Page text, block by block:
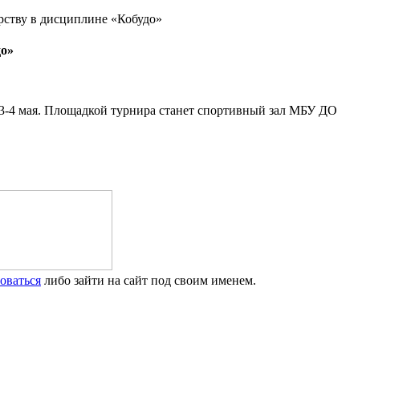
в дисциплине «Кобудо»
4 мая. Площадкой турнира станет спортивный зал МБУ ДО
либо зайти на сайт под своим именем.